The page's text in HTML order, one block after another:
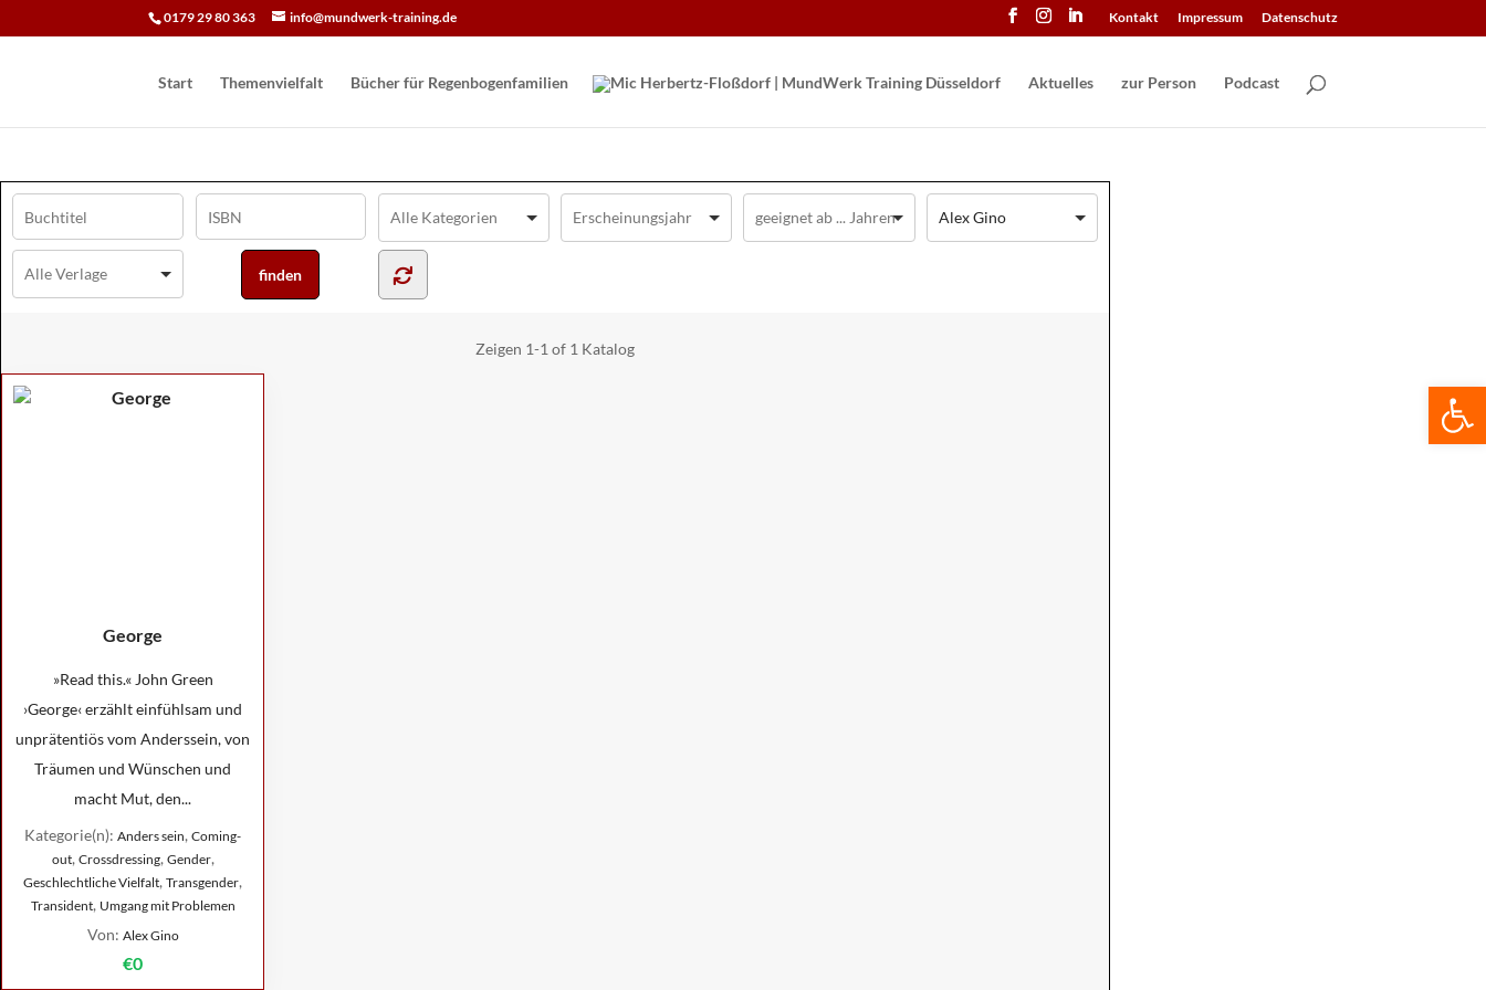
0179 29 80 363 info@mundwerk-training.de Kontakt Impressum Datenschutz
Start Themenvielfalt Bücher für Regen­bogen­familien Aktuelles zur Person Podcast
Alex Gino
Zeigen 1-1 of 1 Katalog
George
»Read this.« John Green
›George‹ erzählt einfühlsam und
unprätentiös vom Anderssein, von
Träumen und Wünschen und
macht Mut, den...
Kategorie(n): Anders sein, Coming-
out, Crossdressing, Gender,
Geschlechtliche Vielfalt, Transgender,
Transident, Umgang mit Problemen
Von: Alex Gino
€0